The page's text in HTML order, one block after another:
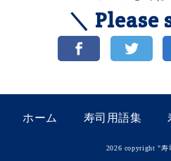
＼ Please
ホーム 寿司用語集
2026 copyright "寿